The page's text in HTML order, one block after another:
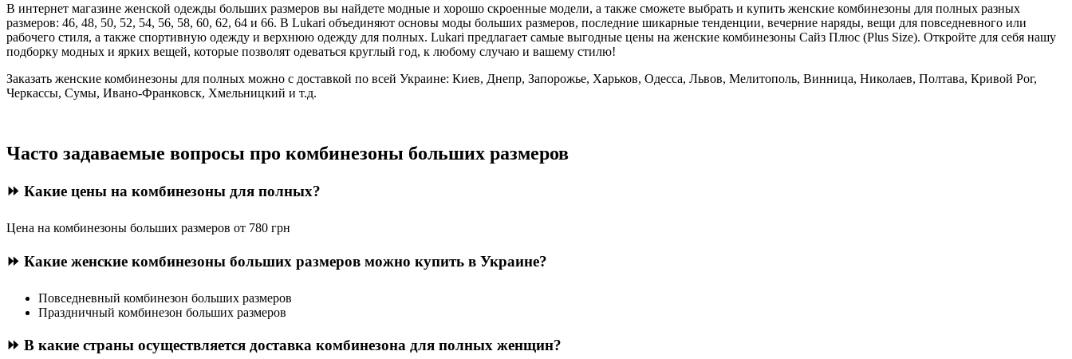
В интернет магазине женской одежды больших размеров вы найдете модные и хорошо скроенные модели, а также сможете выбрать и купить женские комбинезоны для полных разных
размеров: 46, 48, 50, 52, 54, 56, 58, 60, 62, 64 и 66. В Lukari объединяют основы моды больших размеров, последние шикарные тенденции, вечерние наряды, вещи для повседневного или
рабочего стиля, а также спортивную одежду и верхнюю одежду для полных. Lukari предлагает самые выгодные цены на женские комбинезоны Сайз Плюс (Plus Size). Откройте для себя нашу
подборку модных и ярких вещей, которые позволят одеваться круглый год, к любому случаю и вашему стилю!
Заказать женские комбинезоны для полных можно с доставкой по всей Украине: Киев, Днепр, Запорожье, Харьков, Одесса, Львов, Мелитополь, Винница, Николаев, Полтава, Кривой Рог,
Черкассы, Сумы, Ивано-Франковск, Хмельницкий и т.д.
Часто задаваемые вопросы про комбинезоны больших размеров
⏩ Какие цены на комбинезоны для полных?
Цена на комбинезоны больших размеров от 780 грн
⏩ Какие женские комбинезоны больших размеров можно купить в Украине?
Повседневный комбинезон больших размеров
Праздничный комбинезон больших размеров
⏩ В какие страны осуществляется доставка комбинезона для полных женщин?